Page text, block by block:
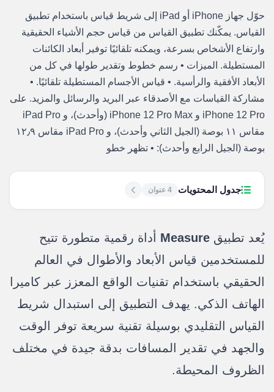
حوّل جهاز iPhone أو iPad إلى شريط قياس باستخدام تطبيق
القياس. يمكّنك تطبيق القياس من قياس حجم الأشياء الحقيقية
وارتفاع الأشخاص بسرعة، ويمكنه تلقائيًا توفير أبعاد الكائنات
المستطيلة. الميزات • رسم خطوط وتقدير طولها في كل من
الأبعاد الأفقية والرأسية. • قياس الأجسام المستطيلة تلقائيًا. •
مشاركة القياسات مع الأصدقاء عبر البريد والرسائل والمزيد. على
iPhone 12 Pro و iPhone 12 Pro Max (وأحدث)، و iPad Pro
مقاس ١١ بوصة (الجيل الثاني وأحدث)، و iPad Pro مقاس ١٢٫٩
بوصة (الجيل الرابع وأحدث): • تظهر خطو
جدول المحتويات 4 عنوان
يُعد تطبيق Measure أداة رقمية متطورة تتيح
للمستخدمين قياس الأبعاد والأطوال في العالم
الحقيقي باستخدام تقنيات الواقع المعزز عبر كاميرا
الهاتف الذكي. يهدف التطبيق إلى استبدال شريط
القياس التقليدي بوسيلة تقنية سريعة توفر الوقت
والجهد في تقدير المسافات بدقة جيدة في مختلف
الظروف المحيطة.